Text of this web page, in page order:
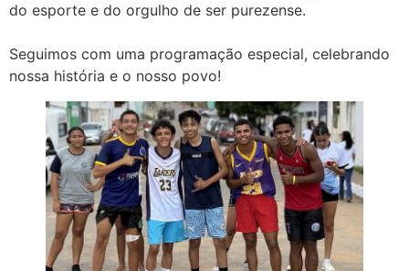
do esporte e do orgulho de ser purezense.
Seguimos com uma programação especial, celebrando
nossa história e o nosso povo!